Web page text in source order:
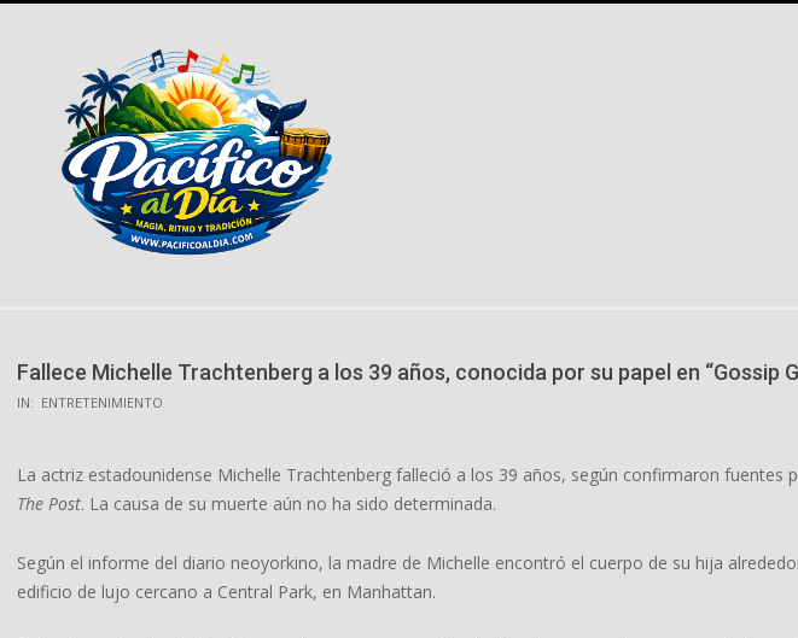
Fallece Michelle Trachtenberg a los 39 años, conocida por su papel en “Gossip
IN: ENTRETENIMIENTO
La actriz estadounidense Michelle Trachtenberg falleció a los 39 años, según confirmaron fuentes
The Post. La causa de su muerte aún no ha sido determinada.
Según el informe del diario neoyorkino, la madre de Michelle encontró el cuerpo de su hija
edificio de lujo cercano a Central Park, en Manhattan.